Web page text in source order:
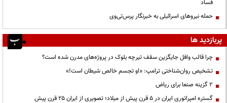
فساد
حمله نیروهای اسرائیلی به خبرنگار پرس‌تی‌وی
پربازدید ها
چرا قالب وافل جایگزین سقف تیرچه بلوک در پروژه‌های مدرن شده است؟
تشخیص روان‌شناختی ترامپ: «او تجسم خالص شیطان است!»
۲ گزینه صنعا برای ریاض
گستره امپراتوری ایران در ۵ قرن پیش از میلاد؛ تصویری از ایران ۲۵ قرن پیش